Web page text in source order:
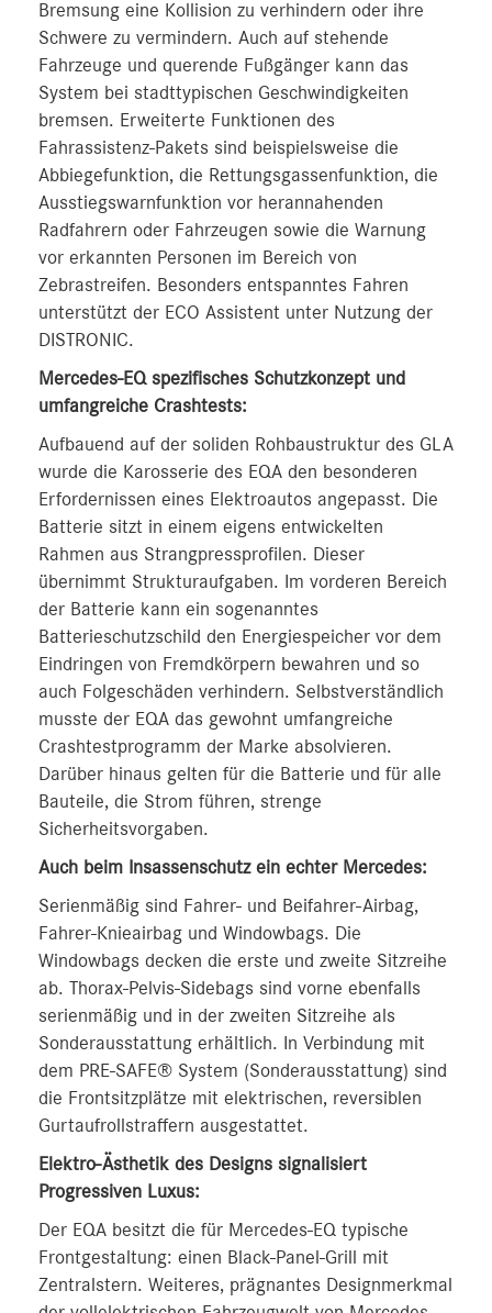
Bremsung eine Kollision zu verhindern oder ihre
Schwere zu vermindern. Auch auf stehende
Fahrzeuge und querende Fußgänger kann das
System bei stadttypischen Geschwindigkeiten
bremsen. Erweiterte Funktionen des
Fahrassistenz-Pakets sind beispielsweise die
Abbiegefunktion, die Rettungsgassenfunktion, die
Ausstiegswarnfunktion vor herannahenden
Radfahrern oder Fahrzeugen sowie die Warnung
vor erkannten Personen im Bereich von
Zebrastreifen. Besonders entspanntes Fahren
unterstützt der ECO Assistent unter Nutzung der
DISTRONIC.
Mercedes-EQ spezifisches Schutzkonzept und
umfangreiche Crashtests:
Aufbauend auf der soliden Rohbaustruktur des GLA
wurde die Karosserie des EQA den besonderen
Erfordernissen eines Elektroautos angepasst. Die
Batterie sitzt in einem eigens entwickelten
Rahmen aus Strangpressprofilen. Dieser
übernimmt Strukturaufgaben. Im vorderen Bereich
der Batterie kann ein sogenanntes
Batterieschutzschild den Energiespeicher vor dem
Eindringen von Fremdkörpern bewahren und so
auch Folgeschäden verhindern. Selbstverständlich
musste der EQA das gewohnt umfangreiche
Crashtestprogramm der Marke absolvieren.
Darüber hinaus gelten für die Batterie und für alle
Bauteile, die Strom führen, strenge
Sicherheitsvorgaben.
Auch beim Insassenschutz ein echter Mercedes:
Serienmäßig sind Fahrer- und Beifahrer-Airbag,
Fahrer-Knieairbag und Windowbags. Die
Windowbags decken die erste und zweite Sitzreihe
ab. Thorax-Pelvis-Sidebags sind vorne ebenfalls
serienmäßig und in der zweiten Sitzreihe als
Sonderausstattung erhältlich. In Verbindung mit
dem PRE-SAFE® System (Sonderausstattung) sind
die Frontsitzplätze mit elektrischen, reversiblen
Gurtaufrollstraffern ausgestattet.
Elektro-Ästhetik des Designs signalisiert
Progressiven Luxus:
Der EQA besitzt die für Mercedes-EQ typische
Frontgestaltung: einen Black-Panel-Grill mit
Zentralstern. Weiteres, prägnantes Designmerkmal